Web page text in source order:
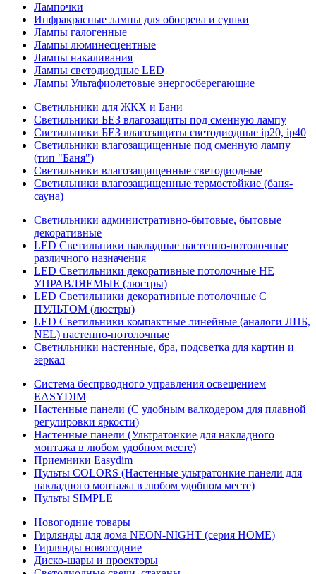
Лампочки
Инфракрасные лампы для обогрева и сушки
Лампы галогенные
Лампы люминесцентные
Лампы накаливания
Лампы светодиодные LED
Лампы Ультафиолетовые энергосберегающие
Светильники для ЖКХ и Бани
Светильники БЕЗ влагозащиты под сменную лампу
Светильники БЕЗ влагозащиты светодиодные ip20, ip40
Светильники влагозащищенные под сменную лампу
(тип "Баня")
Светильники влагозащищенные светодиодные
Светильники влагозащищенные термостойкие (баня-
сауна)
Светильники административно-бытовые, бытовые
декоративные
LED Cветильники накладные настенно-потолочные
различного назначения
LED Светильники декоративные потолочные НЕ
УПРАВЛЯЕМЫЕ (люстры)
LED Светильники декоративные потолочные С
ПУЛЬТОМ (люстры)
LED Светильники компактные линейные (аналоги ЛПБ,
NEL) настенно-потолочные
Светильники настенные, бра, подсветка для картин и
зеркал
Система беспрводного управления освещением
EASYDIM
Настенные панели (С удобным валкодером для плавной
регулировки яркости)
Настенные панели (Ультратонкие для накладного
монтажа в любом удобном месте)
Приемники Easydim
Пульты COLORS (Настенные ультратонкие панели для
накладного монтажа в любом удобном месте)
Пульты SIMPLE
Новогодние товары
Гирлянды для дома NEON-NIGHT (серия HOME)
Гирлянды новогодние
Диско-шары и проекторы